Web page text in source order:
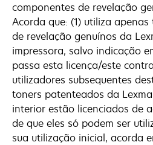
componentes de revelação
Acorda que: (1) utiliza
de revelação genuínos da
impressora, salvo indicação
passa esta licença/este
utilizadores subsequentes
toners patenteados da
interior estão licenciados de
de que eles só podem ser
sua utilização inicial, acorda